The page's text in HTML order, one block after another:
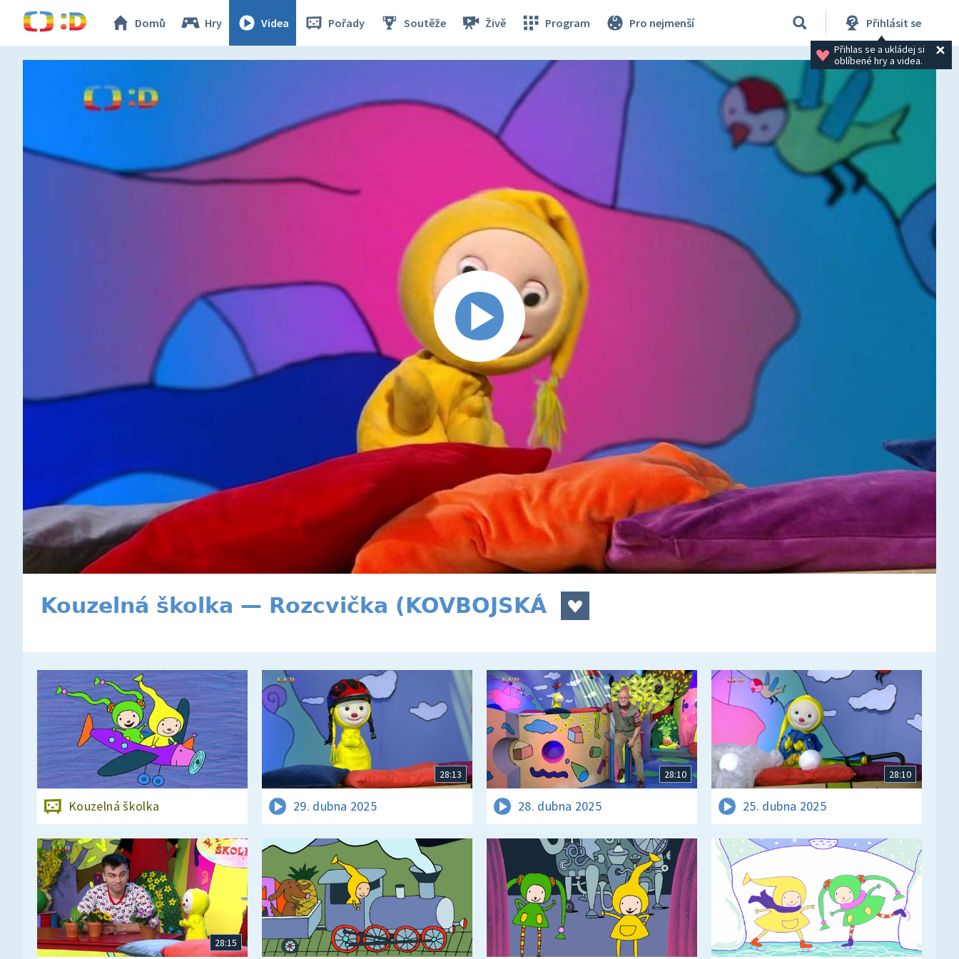
Domů Hry Videa Pořady Soutěže Živě Program Pro nejmenší Přihlásit se
Přihlas se a ukládej si
oblíbené hry a videa.
Kouzelná školka — Rozcvička (KOVBOJSKÁ
Kouzelná školka
28:13
29. dubna 2025
28:10
28. dubna 2025
28:10
25. dubna 2025
28:15